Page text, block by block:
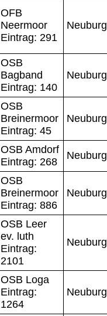
OFB
Neermoor
Eintrag: 291
Neuburg
OSB
Bagband
Eintrag: 140
Neuburg
OSB
Breinermoor
Eintrag: 45
Neuburg
OSB Amdorf
Eintrag: 268
Neuburg
OSB
Breinermoor
Eintrag: 886
Neuburg
OSB Leer
ev. luth
Eintrag:
2101
Neuburg
OSB Loga
Eintrag:
1264
Neuburg